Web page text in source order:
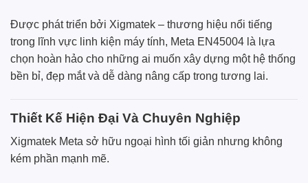
Được phát triển bởi Xigmatek – thương hiệu nổi tiếng
trong lĩnh vực linh kiện máy tính, Meta EN45004 là lựa
chọn hoàn hảo cho những ai muốn xây dựng một hệ thống
bền bỉ, đẹp mắt và dễ dàng nâng cấp trong tương lai.
Thiết Kế Hiện Đại Và Chuyên Nghiệp
Xigmatek Meta sở hữu ngoại hình tối giản nhưng không
kém phần mạnh mẽ.